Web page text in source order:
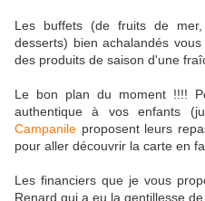
Les buffets (de fruits de
desserts) bien achalandés
des produits de saison d'une
Le bon plan du moment !!!!
authentique à vos enfants
Campanile proposent leurs
pour aller découvrir la carte en
Les financiers que je vous
Renard qui a eu la gentillesse